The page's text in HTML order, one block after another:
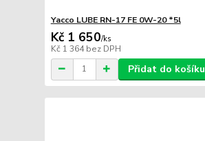
Yacco LUBE RN-17 FE 0W-20 *5l
Kč 1 650/ks
Kč 1 364bez DPH
Přidat do košíku